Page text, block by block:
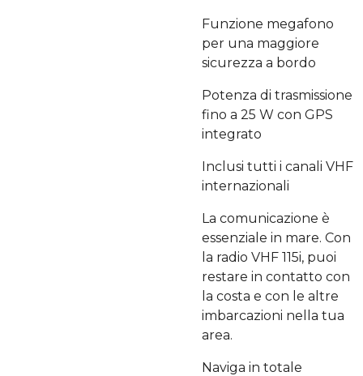
Funzione megafono
per una maggiore
sicurezza a bordo
Potenza di trasmissione
fino a 25 W con GPS
integrato
Inclusi tutti i canali VHF
internazionali
La comunicazione è
essenziale in mare. Con
la radio VHF 115i, puoi
restare in contatto con
la costa e con le altre
imbarcazioni nella tua
area.
Naviga in totale